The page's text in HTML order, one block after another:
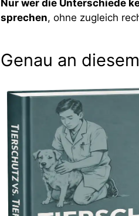
Nur wer die Unterschiede
sprechen, ohne zugleich
Genau an